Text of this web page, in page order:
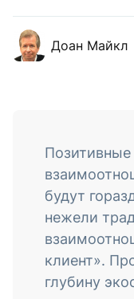
Доан Майкл
будут
нежели
клиент».
глубину